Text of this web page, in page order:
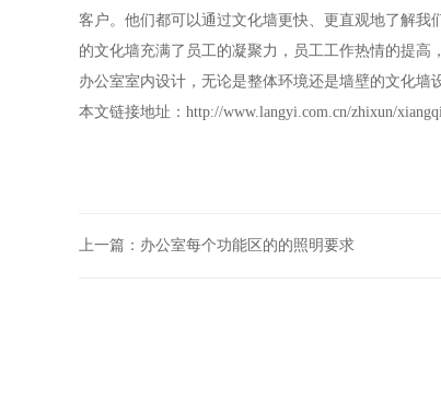
客户。他们都可以通过文化墙更快、更直观地了解
的文化墙充满了员工的凝聚力，员工工作热情的提高
办公室室内设计，无论是整体环境还是墙壁的文化墙
本文链接地址： http://www.langyi.com.cn/zhixun/
上一篇： 办公室每个功能区的的照明要求